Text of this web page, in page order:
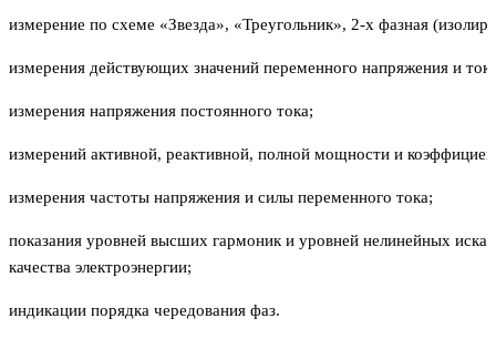
измерение по схеме «Звезда», «Треугольник», 2-х фазная
измерения действующих значений переменного напряжения и
измерения напряжения постоянного тока;
измерений активной, реактивной, полной мощности и
измерения частоты напряжения и силы переменного тока;
показания уровней высших гармоник и уровней нелинейных
качества электроэнергии;
индикации порядка чередования фаз.